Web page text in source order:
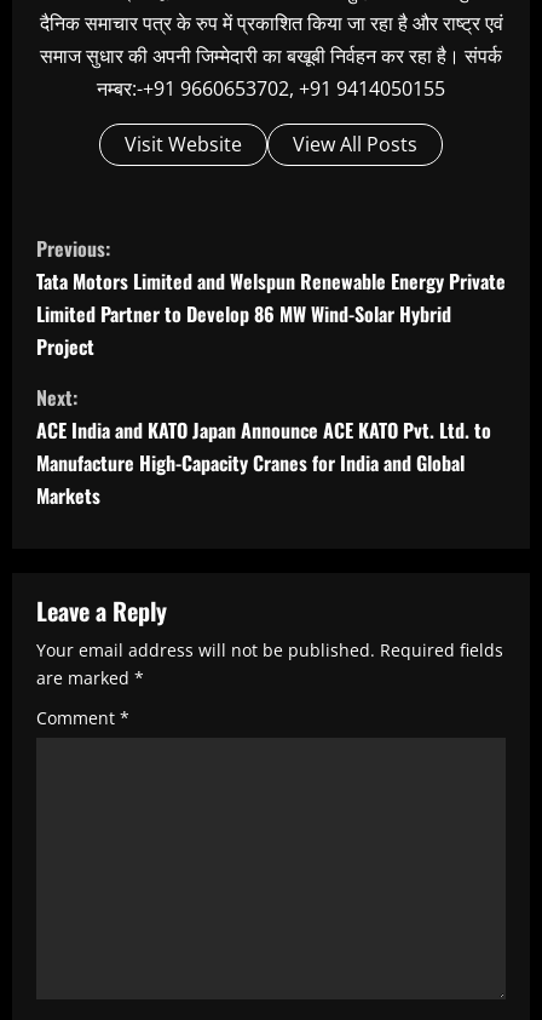
दैनिक समाचार पत्र के रुप में प्रकाशित किया जा रहा है और राष्ट्र एवं
समाज सुधार की अपनी जिम्मेदारी का बखूबी निर्वहन कर रहा है। संपर्क
नम्बर:-+91 9660653702, +91 9414050155
Visit Website View All Posts
C
o
n
t
i
n
u
e
e
a
d
i
n
Previous:
Tata Motors Limited and Welspun Renewable Energy Private
Limited Partner to Develop 86 MW Wind-Solar Hybrid
Project
Next:
ACE India and KATO Japan Announce ACE KATO Pvt. Ltd. to
Manufacture High-Capacity Cranes for India and Global
Markets
Leave a Reply
Your email address will not be published. Required fields
are marked *
Comment *